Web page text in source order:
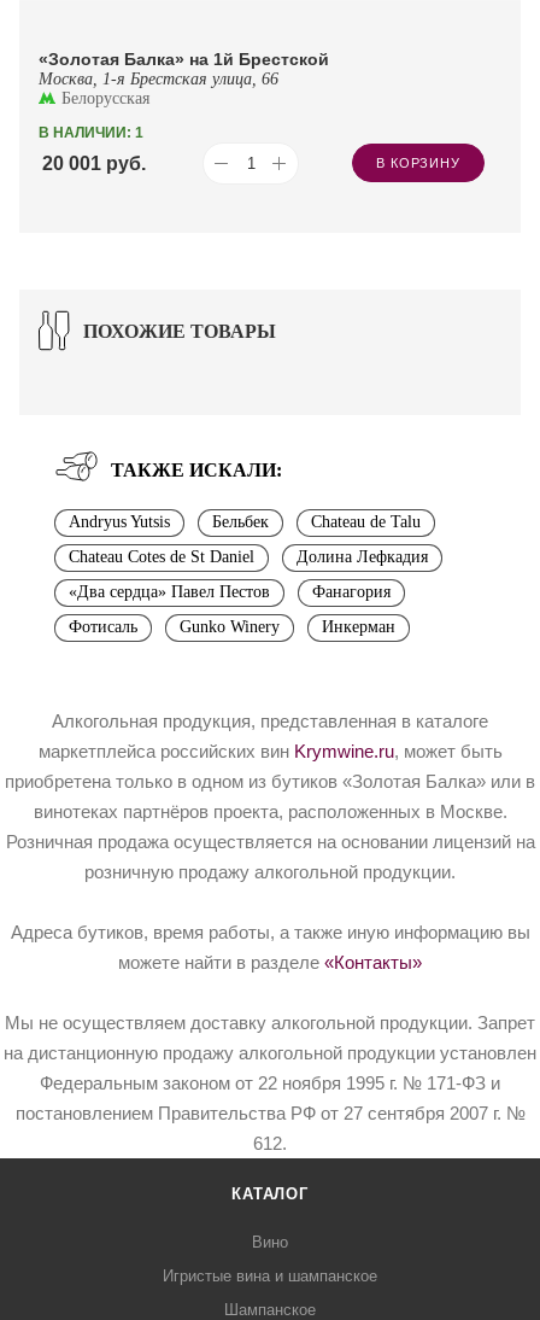
«Золотая Балка» на 1й Брестской
Москва, 1-я Брестская улица, 66
Белорусская
В НАЛИЧИИ: 1
20 001 руб. В КОРЗИНУ
ПОХОЖИЕ ТОВАРЫ
ТАКЖЕ ИСКАЛИ:
Andryus Yutsis Бельбек
Chateau de Talu
Chateau Cotes de St Daniel
Долина Лефкадия
«Два сердца» Павел Пестов
Фанагория
Фотисаль
Gunko Winery Инкерман
Алкогольная продукция, представленная в каталоге
маркетплейса российских вин Krymwine.ru, может быть
приобретена только в одном из бутиков «Золотая Балка» или в
винотеках партнёров проекта, расположенных в Москве.
Розничная продажа осуществляется на основании лицензий на
розничную продажу алкогольной продукции.
Адреса бутиков, время работы, а также иную информацию вы
можете найти в разделе «Контакты»
Мы не осуществляем доставку алкогольной продукции. Запрет
на дистанционную продажу алкогольной продукции установлен
Федеральным законом от 22 ноября 1995 г. № 171-ФЗ и
постановлением Правительства РФ от 27 сентября 2007 г. №
612.
КАТАЛОГ
Вино
Игристые вина и шампанское
Шампанское